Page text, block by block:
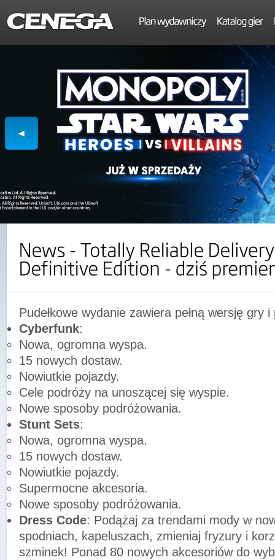
Pudełkowe wydanie zawiera pełną wersję gry
Cyberfunk:
Nowa, ogromna wyspa.
15 nowych dostaw.
Nowiutkie pojazdy.
Cele podróży na unoszącej się wyspie.
Nowe sposoby podróżowania.
Stunt Sets:
Nowa, ogromna wyspa.
15 nowych dostaw.
Nowiutkie pojazdy.
Supermocne akcesoria.
Nowe sposoby podróżowania.
Dress Code: Podążaj za trendami mody w
spodniach, kapeluszach, zmieniaj fryzury i
szminek! Ponad 80 nowych akcesoriów do